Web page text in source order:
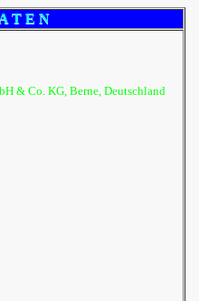
T E N
& Co. KG, Berne, Deutschland